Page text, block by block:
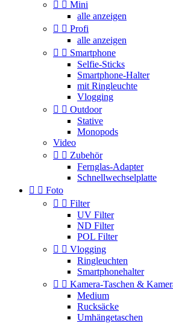
  Mini
alle anzeigen
  Profi
alle anzeigen
  Smartphone
Selfie-Sticks
Smartphone-Halter
mit Ringleuchte
Vlogging
  Outdoor
Stative
Monopods
Video
  Zubehör
Fernglas-Adapter
Schnellwechselplatte
  Foto
  Filter
UV Filter
ND Filter
POL Filter
  Vlogging
Ringleuchten
Smartphonehalter
  Kamera-Taschen &
Medium
Rucksäcke
Umhängetaschen